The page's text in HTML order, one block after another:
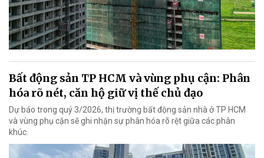
Bất động sản TP HCM và vùng phụ cận: Phân
hóa rõ nét, căn hộ giữ vị thế chủ đạo
Dự báo trong quý 3/2026, thị trường bất động sản nhà ở TP HCM
và vùng phụ cận sẽ ghi nhận sự phân hóa rõ rệt giữa các phân
khúc.